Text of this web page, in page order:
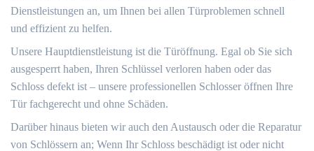
Dienstleistungen an, um Ihnen bei allen Türproblemen schnell
und effizient zu helfen.
Unsere Hauptdienstleistung ist die Türöffnung.​ Egal ob Sie sich
ausgesperrt haben, Ihren Schlüssel verloren haben oder das
Schloss defekt ist ‒ unsere professionellen Schlosser öffnen Ihre
Tür fachgerecht und ohne Schäden.​
Darüber hinaus bieten wir auch den Austausch oder die Reparatur
von Schlössern an; Wenn Ihr Schloss beschädigt ist oder nicht